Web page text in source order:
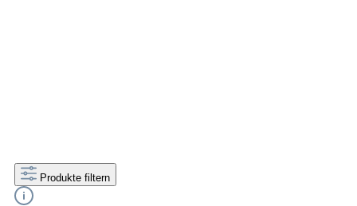
Produkte filtern